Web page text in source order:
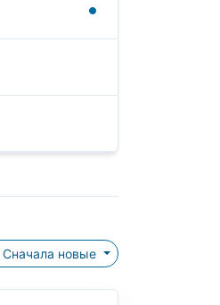
Сортировка: Сначала новые